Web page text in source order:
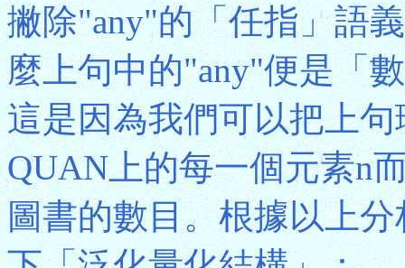
撇除"any"的「任指」語
麼上句中的"any"便是「
這是因為我們可以把上
QUAN上的每一個元素n
圖書的數目。根據以上